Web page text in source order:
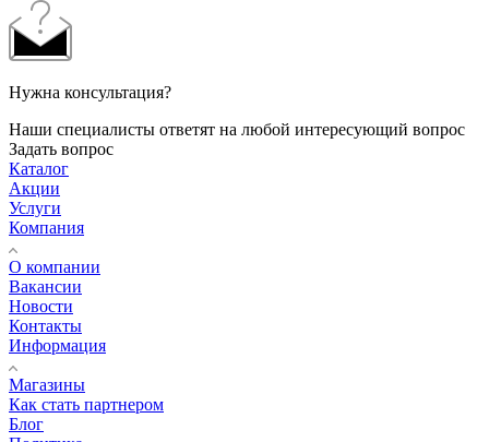
Нужна консультация?
Наши специалисты ответят на любой интересующий вопрос
Задать вопрос
Каталог
Акции
Услуги
Компания
О компании
Вакансии
Новости
Контакты
Информация
Магазины
Как стать партнером
Блог